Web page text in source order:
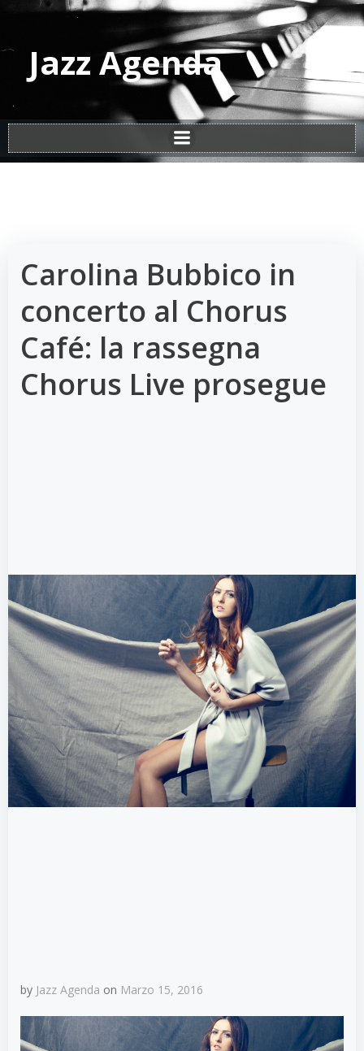
Vai
al
contenuto
Jazz Agenda
Carolina Bubbico in
concerto al Chorus
Café: la rassegna
Chorus Live prosegue
by Jazz Agenda on Marzo 15, 2016